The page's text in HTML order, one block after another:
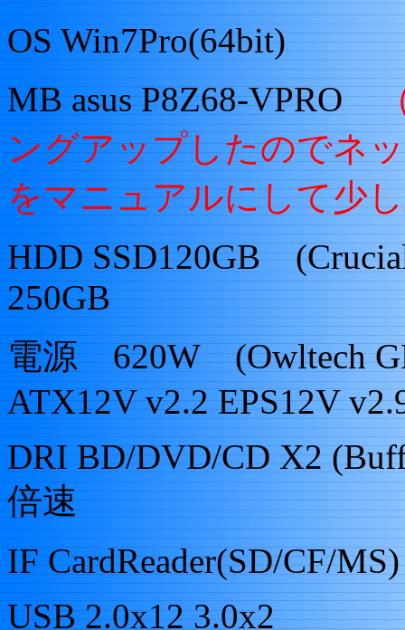
OS Win7Pro(64bit)
MB asus P8Z68-VPRO
ングアップしたのでネ
をマニュアルにして少
HDD SSD120GB(Crucial
250GB
電源 620W (Owltech
ATX12V v2.2 EPS12V
DRI BD/DVD/CD X2
倍速
IF CardReader(SD/CF/MS)
USB 2.0x12 3.0x2